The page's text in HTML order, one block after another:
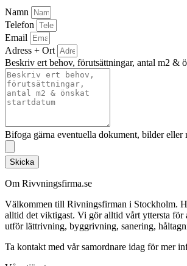
Namn
Telefon
Email
Adress + Ort
Beskriv ert behov, förutsättningar, antal m2 &
Bifoga gärna eventuella dokument, bilder eller
Skicka
Om Rivvningsfirma.se
Välkommen till Rivningsfirman i Stockholm.
alltid det viktigast. Vi gör alltid vårt yttersta för
utför lättrivning, byggrivning, sanering,
Ta kontakt med vår samordnare idag för mer